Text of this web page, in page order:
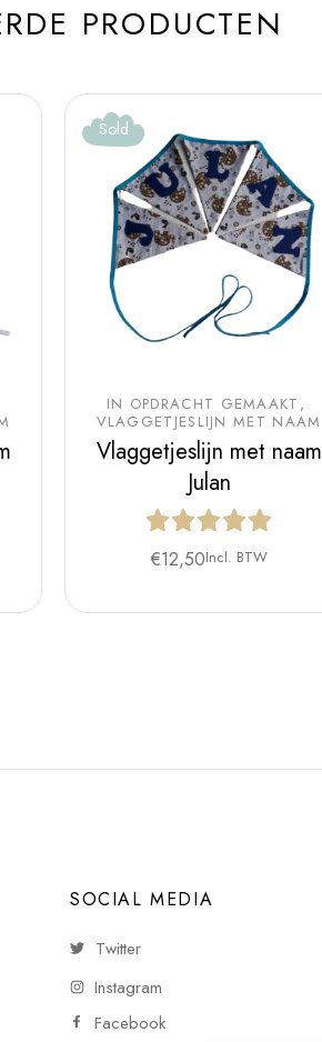
PRODUCTEN
Sold
IN OPDRACHT GEMAAKT
VLAGGETJESLIJN MET NAAM
Vlaggetjeslijn met naam
Julan
€12,50Incl. BTW
SOCIAL MEDIA
Twitter
Instagram
Facebook